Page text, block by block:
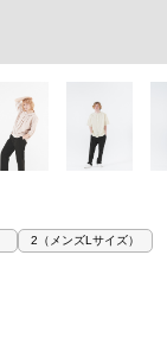
2（メンズLサイズ）